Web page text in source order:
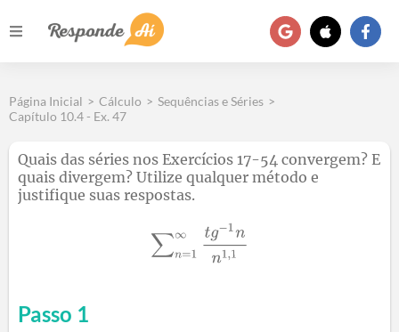
Página Inicial > Cálculo > Sequências e Séries >
Capítulo 10.4 - Ex. 47
Quais das séries nos Exercícios 17-54 convergem? E
quais divergem? Utilize qualquer método e
justifique suas respostas.
Passo 1